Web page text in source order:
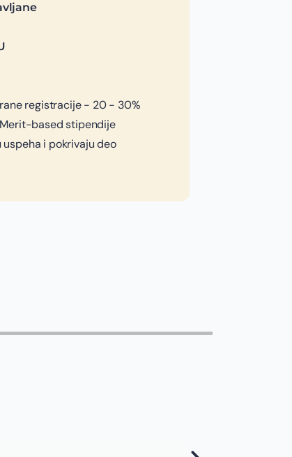
registracije - 20 - 30%
based stipendije
uspeha i pokrivaju deo